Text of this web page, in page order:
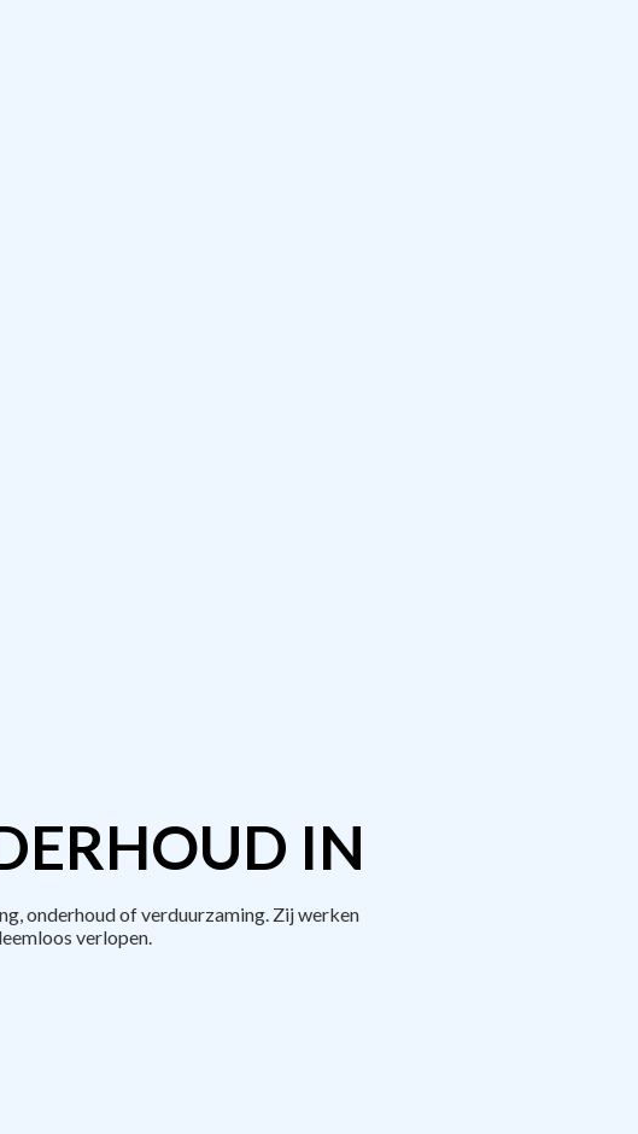
IN
onderhoud of verduurzaming. Zij werken
verlopen.